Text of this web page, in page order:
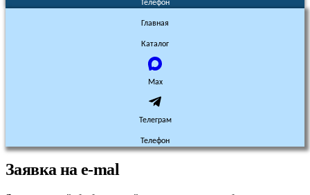
Телефон
Главная
Каталог
Max
Телеграм
Телефон
Заявка на e-mal